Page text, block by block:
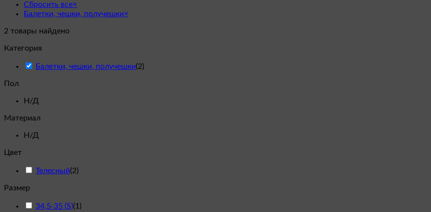
Сбросить все×
Балетки, чешки, получешки×
2 товары найдено
Категория
Балетки, чешки, получешки(2)
Пол
Н/Д
Материал
Н/Д
Цвет
Телесный(2)
Размер
34,5-35 (S)(1 )